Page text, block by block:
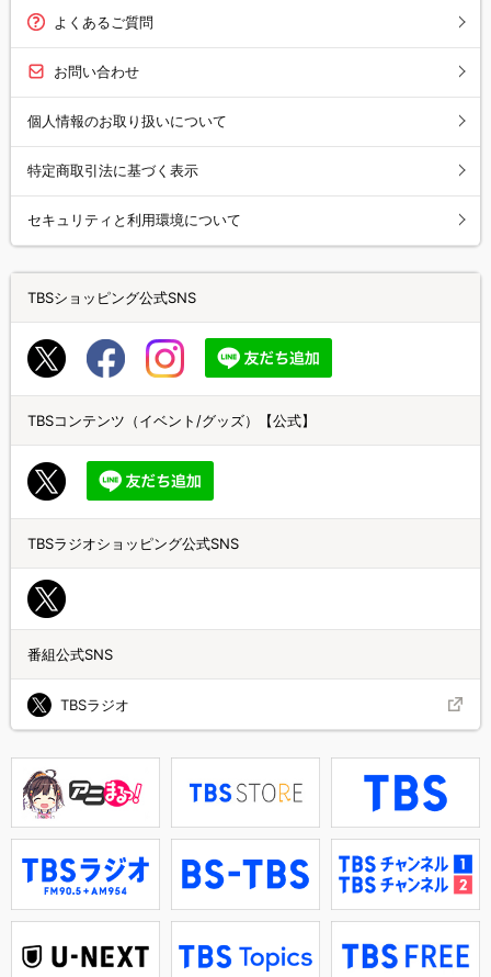
よくあるご質問
お問い合わせ
個人情報のお取り扱いについて
特定商取引法に基づく表示
セキュリティと利用環境について
TBSショッピング公式SNS
TBSコンテンツ（イベント/グッズ）【公式】
TBSラジオショッピング公式SNS
番組公式SNS
TBSラジオ